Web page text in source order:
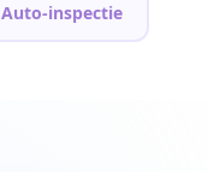
Auto-inspectie